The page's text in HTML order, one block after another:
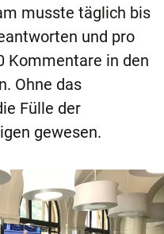
musste täglich bis
und pro
Kommentare in den
Ohne das
Fülle der
gewesen.